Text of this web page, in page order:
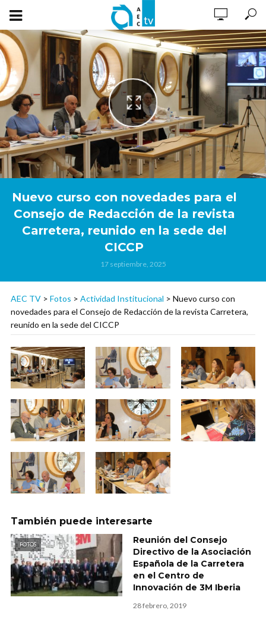
Nuevo curso con novedades para el
Consejo de Redacción de la revista
Carretera, reunido en la sede del
CICCP
17 septiembre, 2025
AEC TV > Fotos > Actividad Institucional > Nuevo curso con
novedades para el Consejo de Redacción de la revista Carretera,
reunido en la sede del CICCP
También puede interesarte
FOTOS
Reunión del Consejo
Directivo de la Asociación
Española de la Carretera
en el Centro de
Innovación de 3M Iberia
28 febrero, 2019